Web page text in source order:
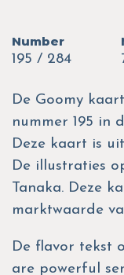
Number
195 / 284
De Goomy
nummer 195 in
Deze kaart is
De illustraties
Tanaka. Deze
marktwaarde
De flavor tekst
are powerful